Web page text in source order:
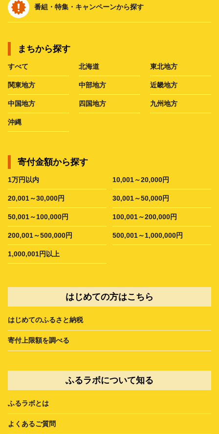
番組・特集・キャンペーンから探す
まちから探す
すべて 北海道 東北地方
関東地方 中部地方 近畿地方
中国地方 四国地方 九州地方
沖縄
寄付金額から探す
1万円以内 10,001～20,000円
20,001～30,000円 30,001～50,000円
50,001～100,000円 100,001～200,000円
200,001～500,000円 500,001～1,000,000円
1,000,001円以上
はじめての方はこちら
はじめてのふるさと納税
寄付上限額を調べる
ふるラボについて知る
ふるラボとは
よくあるご質問